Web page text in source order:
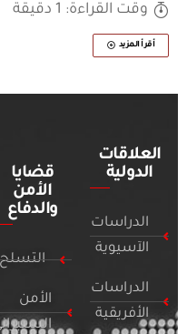
وقت القراءة: 1 دقيقة
أقرأ المزيد
العلاقات
الدولية
الدراسات
الآسيوية
الدراسات
الأفريقية
قضايا
الأمن
والدفاع
التسلح
الأمن
السيبراني